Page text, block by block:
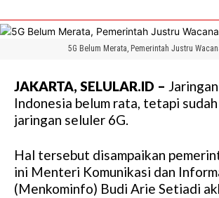
5G Belum Merata, Pemerintah Justru
JAKARTA, SELULAR.ID –
Indonesia belum rata, tetapi
jaringan seluler 6G.
Hal tersebut disampaikan
ini Menteri Komunikasi dan
(Menkominfo) Budi Arie Setiadi